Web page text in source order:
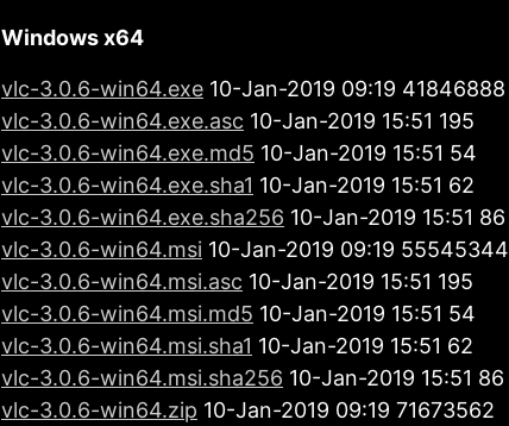
Windows x64
vlc-3.0.6-win64.exe 10-Jan-2019 09:19 41846888
vlc-3.0.6-win64.exe.asc 10-Jan-2019 15:51 195
vlc-3.0.6-win64.exe.md5 10-Jan-2019 15:51 54
vlc-3.0.6-win64.exe.sha1 10-Jan-2019 15:51 62
vlc-3.0.6-win64.exe.sha256 10-Jan-2019 15:51 86
vlc-3.0.6-win64.msi 10-Jan-2019 09:19 55545344
vlc-3.0.6-win64.msi.asc 10-Jan-2019 15:51 195
vlc-3.0.6-win64.msi.md5 10-Jan-2019 15:51 54
vlc-3.0.6-win64.msi.sha1 10-Jan-2019 15:51 62
vlc-3.0.6-win64.msi.sha256 10-Jan-2019 15:51 86
vlc-3.0.6-win64.zip 10-Jan-2019 09:19 71673562